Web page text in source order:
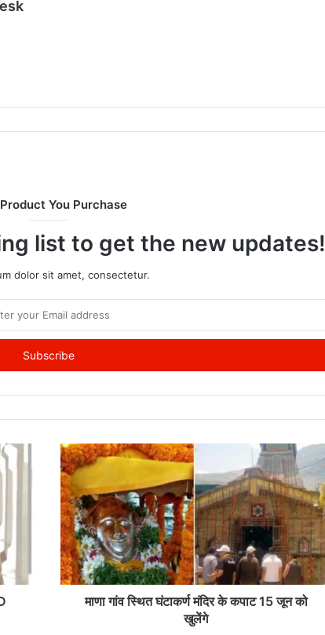
You Purchase
list to get the new updates!
dolor sit amet, consectetur.
माणा गांव स्थित घंटाकर्ण मंदिर के कपाट 15 जून को
खुलेंगे